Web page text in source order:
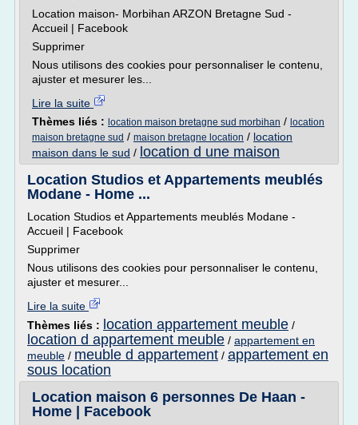
Location maison- Morbihan ARZON Bretagne Sud -
Accueil | Facebook
Supprimer
Nous utilisons des cookies pour personnaliser le contenu,
ajuster et mesurer les...
Lire la suite
Thèmes liés : location maison bretagne sud morbihan / location
maison bretagne sud / maison bretagne location / location
maison dans le sud / location d une maison
Location Studios et Appartements meublés
Modane - Home ...
Location Studios et Appartements meublés Modane -
Accueil | Facebook
Supprimer
Nous utilisons des cookies pour personnaliser le contenu,
ajuster et mesurer...
Lire la suite
Thèmes liés : location appartement meuble /
location d appartement meuble / appartement en
meuble / meuble d appartement / appartement en
sous location
Location maison 6 personnes De Haan -
Home | Facebook